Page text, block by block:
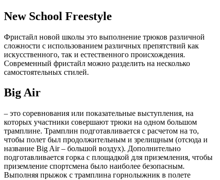
New School Freestyle
Фристайл новой школы это выполнение трюков различной
сложности с использованием различных препятствий как
искусственного, так и естественного происхождения.
Современный фристайл можно разделить на несколько
самостоятельных стилей.
Big Air
– это соревнования или показательные выступления, на
которых участники совершают трюки на одном большом
трамплине. Трамплин подготавливается с расчетом на то,
чтобы полет был продолжительным и зрелищным (отсюда и
название Big Air – большой воздух). Дополнительно
подготавливается горка с площадкой для приземления, чтобы
приземление спортсмена было наиболее безопасным.
Выполняя прыжок с трамплина горнолыжник в полете